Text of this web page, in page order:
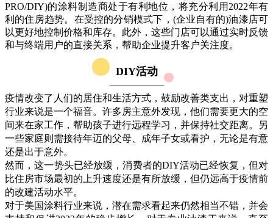
PRO/DIY)的涂料制造商处于有利地位，将充分利用2022年有
利的住房趋势。在受控的分销模式下，(企业自有的)油漆店可
以更好地控制价格和库存。此外，这些门店可以通过实时反馈
和与终端用户的直接关系，帮助企业提升客户关注度。
DIY活动
疫情改变了人们的居住和生活方式，鼓励改善类支出，对重塑
行业来说是一个福音。许多房主意外发现，他们需要更大的空
间来在家工作，帮助孩子进行远程学习，并保持社交距离。另
一些家庭则需接待年迈的父母、成年子女或看护，无论是有意
还是出于意外。
然而，这一势头已经放缓，消费者的DIY活动已经恢复，但对
比住房市场最初的上升速度还是有所放缓，但仍远高于疫情前
的改建活动水平。
对于美国涂料行业来说，潜在需求看起来仍然相当不错，并会